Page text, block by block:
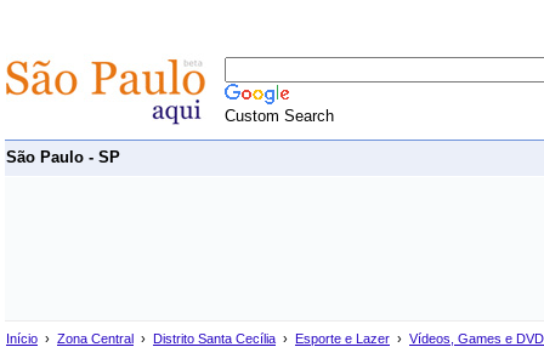
Custom Search
São Paulo - SP
Início › Zona Central › Distrito Santa Cecília › Esporte e Lazer › Vídeos, Games e DVD